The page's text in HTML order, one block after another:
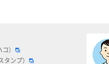
）
タンプ）